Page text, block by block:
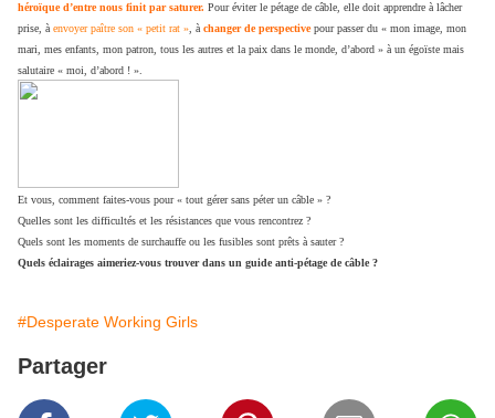
héroïque d’entre nous finit par saturer. Pour éviter le pétage de câble, elle doit apprendre à lâcher
prise, à envoyer paître son « petit rat » , à changer de perspectivepour passer du « mon image, mon
mari, mes enfants, mon patron, tous les autres et la paix dans le monde, d’abord » à un égoïste mais
salutaire « moi, d’abord ! ».
Et vous, comment faites-vous pour « tout gérer sans péter un câble » ?
Quelles sont les difficultés et les résistances que vous rencontrez ?
Quels sont les moments de surchauffe ou les fusibles sont prêts à sauter ?
Quels éclairages aimeriez-vous trouver dans un guide anti-pétage de câble ?
#Desperate Working Girls
Partager